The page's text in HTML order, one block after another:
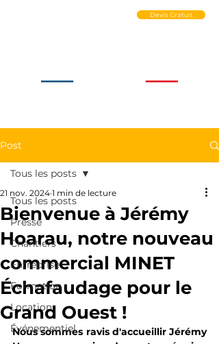
Devis Gratuit
Post
Tous les posts
Presse
Chantiers
Entreprise
Formation
Location
Événementiel
Tous les posts
Bienvenue à Jérémy
Hoarau, notre nouveau
commercial MINET
Échafaudage pour le
Grand Ouest !
21 nov. 2024 1 min de lecture
Nous sommes ravis d'accueillir Jérémy